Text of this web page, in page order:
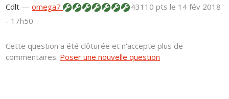
Cdlt —omega7 43110 ptsle 14 fév 2018
- 17h50
Cette question a été clôturée et n'accepte plus de
commentaires. Poser une nouvelle question